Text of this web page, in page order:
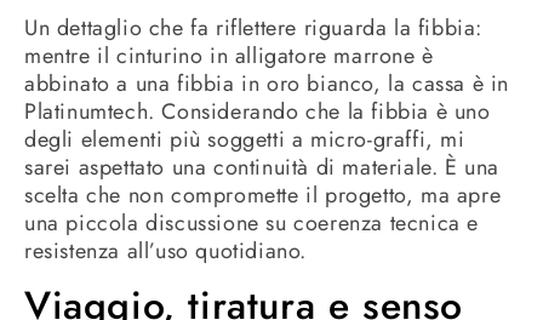
Un dettaglio che fa riflettere riguarda la fibbia:
mentre il cinturino in alligatore marrone è
abbinato a una fibbia in oro bianco, la cassa è in
Platinumtech. Considerando che la fibbia è uno
degli elementi più soggetti a micro-graffi, mi
sarei aspettato una continuità di materiale. È una
scelta che non compromette il progetto, ma apre
una piccola discussione su coerenza tecnica e
resistenza all’uso quotidiano.
Viaggio, tiratura e senso